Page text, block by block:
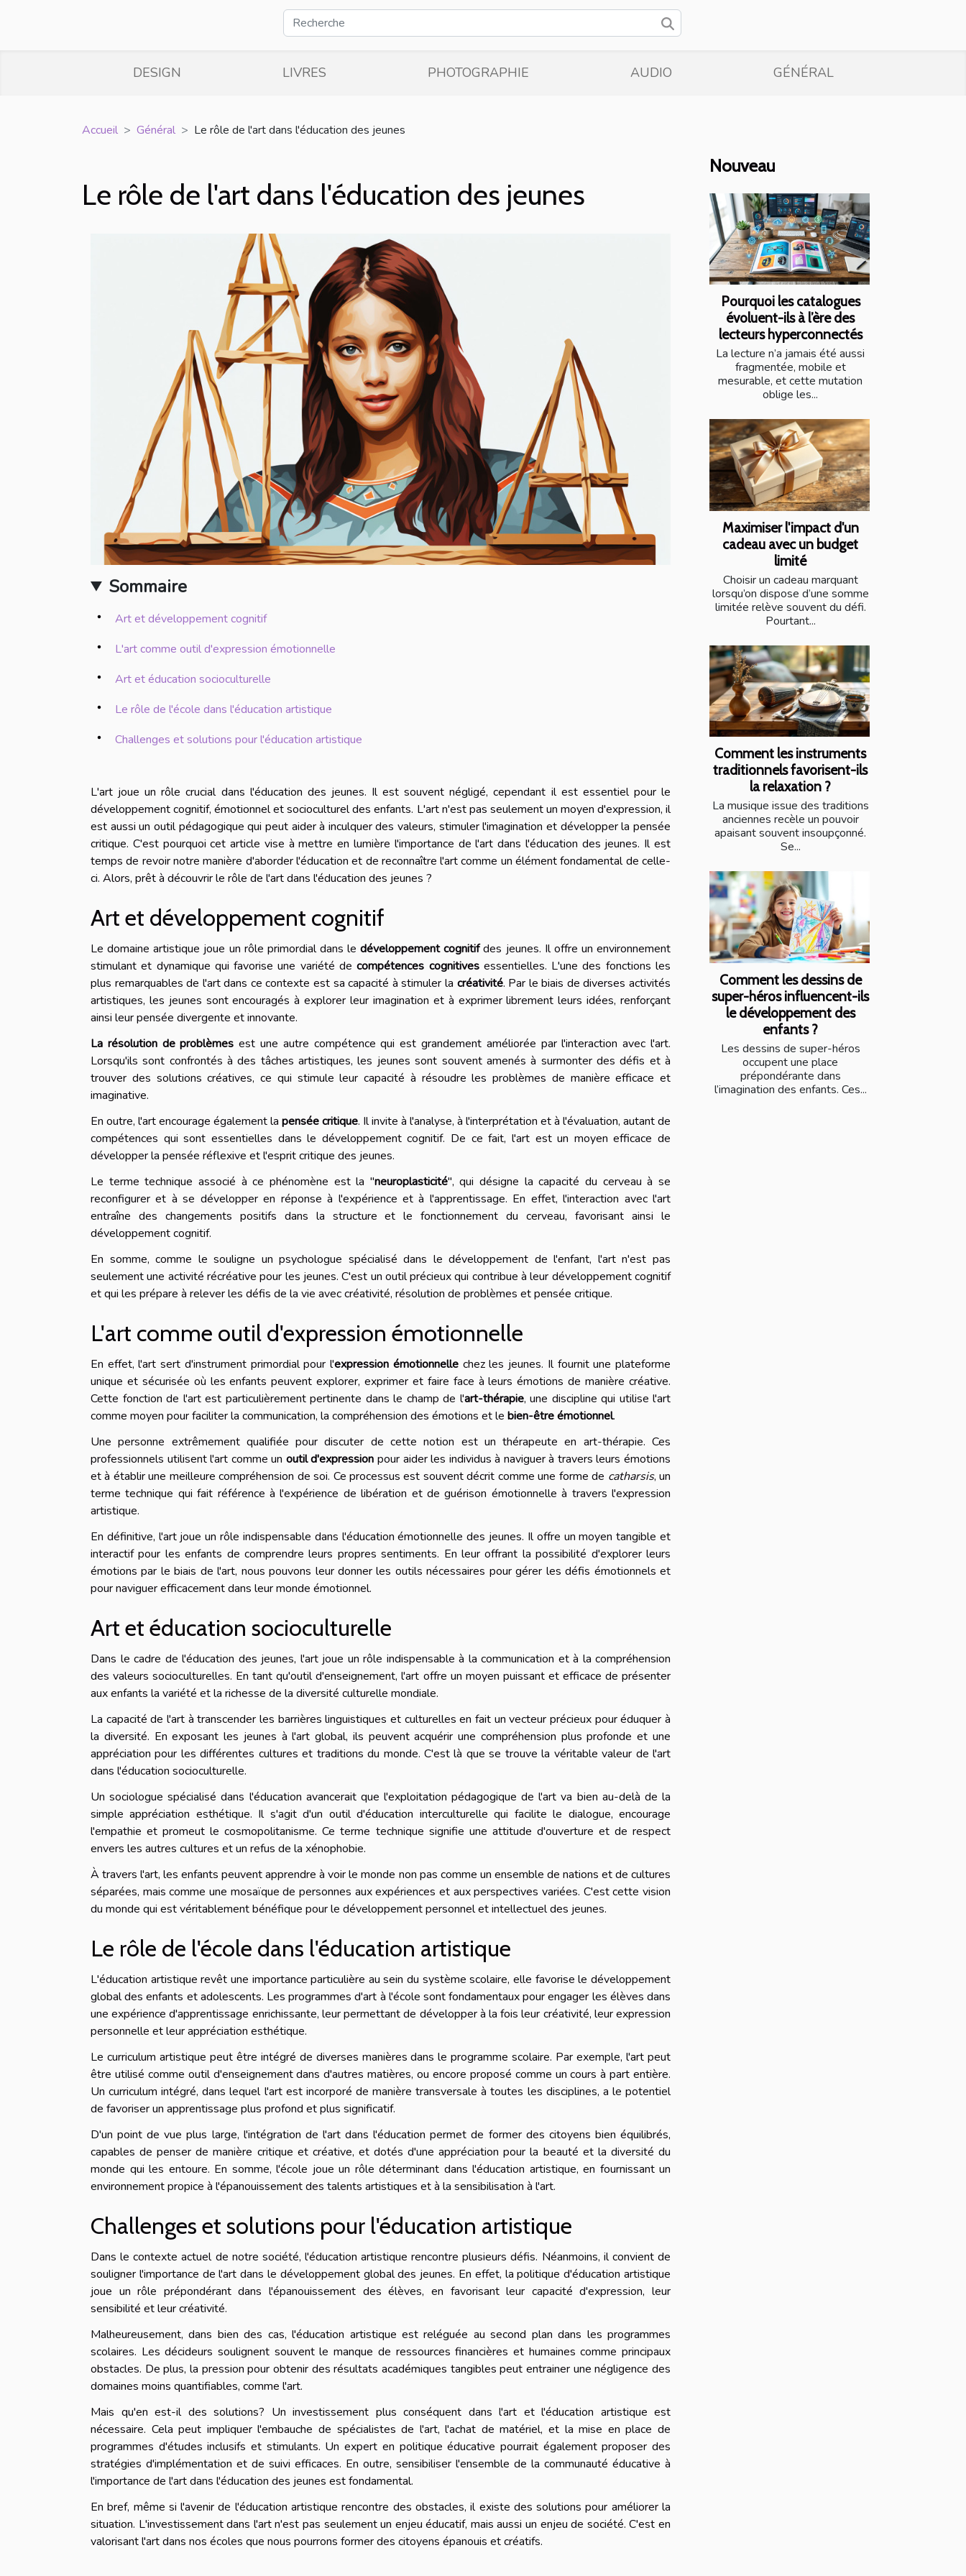
DESIGN LIVRES PHOTOGRAPHIE AUDIO GÉNÉRAL
Accueil Général Le rôle de l'art dans l'éducation des jeunes
Le rôle de l'art dans l'éducation des jeunes
Sommaire
Art et développement cognitif
L'art comme outil d'expression émotionnelle
Art et éducation socioculturelle
Le rôle de l'école dans l'éducation artistique
Challenges et solutions pour l'éducation artistique
L'art joue un rôle crucial dans l'éducation des jeunes. Il est souvent négligé, cependant il est essentiel pour le
développement cognitif, émotionnel et socioculturel des enfants. L'art n'est pas seulement un moyen d'expression, il
est aussi un outil pédagogique qui peut aider à inculquer des valeurs, stimuler l'imagination et développer la pensée
critique. C'est pourquoi cet article vise à mettre en lumière l'importance de l'art dans l'éducation des jeunes. Il est
temps de revoir notre manière d'aborder l'éducation et de reconnaître l'art comme un élément fondamental de celle-
ci. Alors, prêt à découvrir le rôle de l'art dans l'éducation des jeunes ?
Art et développement cognitif
Le domaine artistique joue un rôle primordial dans ledéveloppement cognitifdes jeunes. Il offre un environnement
stimulant et dynamique qui favorise une variété decompétences cognitivesessentielles. L'une des fonctions les
plus remarquables de l'art dans ce contexte est sa capacité à stimuler la créativité. Par le biais de diverses activités
artistiques, les jeunes sont encouragés à explorer leur imagination et à exprimer librement leurs idées, renforçant
ainsi leur pensée divergente et innovante.
La résolution de problèmes est une autre compétence qui est grandement améliorée par l'interaction avec l'art.
Lorsqu'ils sont confrontés à des tâches artistiques, les jeunes sont souvent amenés à surmonter des défis et à
trouver des solutions créatives, ce qui stimule leur capacité à résoudre les problèmes de manière efficace et
imaginative.
En outre, l'art encourage également la pensée critique. Il invite à l'analyse, à l'interprétation et à l'évaluation, autant de
compétences qui sont essentielles dans le développement cognitif. De ce fait, l'art est un moyen efficace de
développer la pensée réflexive et l'esprit critique des jeunes.
Le terme technique associé à ce phénomène est la "neuroplasticité", qui désigne la capacité du cerveau à se
reconfigurer et à se développer en réponse à l'expérience et à l'apprentissage. En effet, l'interaction avec l'art
entraîne des changements positifs dans la structure et le fonctionnement du cerveau, favorisant ainsi le
développement cognitif.
En somme, comme le souligne un psychologue spécialisé dans le développement de l'enfant, l'art n'est pas
seulement une activité récréative pour les jeunes. C'est un outil précieux qui contribue à leur développement cognitif
et qui les prépare à relever les défis de la vie avec créativité, résolution de problèmes et pensée critique.
L'art comme outil d'expression émotionnelle
En effet, l'art sert d'instrument primordial pour l'expression émotionnellechez les jeunes. Il fournit une plateforme
unique et sécurisée où les enfants peuvent explorer, exprimer et faire face à leurs émotions de manière créative.
Cette fonction de l'art est particulièrement pertinente dans le champ de l'art-thérapie, une discipline qui utilise l'art
comme moyen pour faciliter la communication, la compréhension des émotions et le bien-être émotionnel.
Une personne extrêmement qualifiée pour discuter de cette notion est un thérapeute en art-thérapie. Ces
professionnels utilisent l'art comme un outil d'expression pour aider les individus à naviguer à travers leurs émotions
et à établir une meilleure compréhension de soi. Ce processus est souvent décrit comme une forme de catharsis, un
terme technique qui fait référence à l'expérience de libération et de guérison émotionnelle à travers l'expression
artistique.
En définitive, l'art joue un rôle indispensable dans l'éducation émotionnelle des jeunes. Il offre un moyen tangible et
interactif pour les enfants de comprendre leurs propres sentiments. En leur offrant la possibilité d'explorer leurs
émotions par le biais de l'art, nous pouvons leur donner les outils nécessaires pour gérer les défis émotionnels et
pour naviguer efficacement dans leur monde émotionnel.
Art et éducation socioculturelle
Dans le cadre de l'éducation des jeunes, l'art joue un rôle indispensable à la communication et à la compréhension
des valeurs socioculturelles. En tant qu'outil d'enseignement, l'art offre un moyen puissant et efficace de présenter
aux enfants la variété et la richesse de la diversité culturelle mondiale.
La capacité de l'art à transcender les barrières linguistiques et culturelles en fait un vecteur précieux pour éduquer à
la diversité. En exposant les jeunes à l'art global, ils peuvent acquérir une compréhension plus profonde et une
appréciation pour les différentes cultures et traditions du monde. C'est là que se trouve la véritable valeur de l'art
dans l'éducation socioculturelle.
Un sociologue spécialisé dans l'éducation avancerait que l'exploitation pédagogique de l'art va bien au-delà de la
simple appréciation esthétique. Il s'agit d'un outil d'éducation interculturelle qui facilite le dialogue, encourage
l'empathie et promeut le cosmopolitanisme. Ce terme technique signifie une attitude d'ouverture et de respect
envers les autres cultures et un refus de la xénophobie.
À travers l'art, les enfants peuvent apprendre à voir le monde non pas comme un ensemble de nations et de cultures
séparées, mais comme une mosaïque de personnes aux expériences et aux perspectives variées. C'est cette vision
du monde qui est véritablement bénéfique pour le développement personnel et intellectuel des jeunes.
Le rôle de l'école dans l'éducation artistique
L'éducation artistique revêt une importance particulière au sein du système scolaire, elle favorise le développement
global des enfants et adolescents. Les programmes d'art à l'école sont fondamentaux pour engager les élèves dans
une expérience d'apprentissage enrichissante, leur permettant de développer à la fois leur créativité, leur expression
personnelle et leur appréciation esthétique.
Le curriculum artistique peut être intégré de diverses manières dans le programme scolaire. Par exemple, l'art peut
être utilisé comme outil d'enseignement dans d'autres matières, ou encore proposé comme un cours à part entière.
Un curriculum intégré, dans lequel l'art est incorporé de manière transversale à toutes les disciplines, a le potentiel
de favoriser un apprentissage plus profond et plus significatif.
D'un point de vue plus large, l'intégration de l'art dans l'éducation permet de former des citoyens bien équilibrés,
capables de penser de manière critique et créative, et dotés d'une appréciation pour la beauté et la diversité du
monde qui les entoure. En somme, l'école joue un rôle déterminant dans l'éducation artistique, en fournissant un
environnement propice à l'épanouissement des talents artistiques et à la sensibilisation à l'art.
Challenges et solutions pour l'éducation artistique
Dans le contexte actuel de notre société, l'éducation artistique rencontre plusieurs défis. Néanmoins, il convient de
souligner l'importance de l'art dans le développement global des jeunes. En effet, la politique d'éducation artistique
joue un rôle prépondérant dans l'épanouissement des élèves, en favorisant leur capacité d'expression, leur
sensibilité et leur créativité.
Malheureusement, dans bien des cas, l'éducation artistique est reléguée au second plan dans les programmes
scolaires. Les décideurs soulignent souvent le manque de ressources financières et humaines comme principaux
obstacles. De plus, la pression pour obtenir des résultats académiques tangibles peut entrainer une négligence des
domaines moins quantifiables, comme l'art.
Mais qu'en est-il des solutions? Un investissement plus conséquent dans l'art et l'éducation artistique est
nécessaire. Cela peut impliquer l'embauche de spécialistes de l'art, l'achat de matériel, et la mise en place de
programmes d'études inclusifs et stimulants. Un expert en politique éducative pourrait également proposer des
stratégies d'implémentation et de suivi efficaces. En outre, sensibiliser l'ensemble de la communauté éducative à
l'importance de l'art dans l'éducation des jeunes est fondamental.
En bref, même si l'avenir de l'éducation artistique rencontre des obstacles, il existe des solutions pour améliorer la
situation. L'investissement dans l'art n'est pas seulement un enjeu éducatif, mais aussi un enjeu de société. C'est en
valorisant l'art dans nos écoles que nous pourrons former des citoyens épanouis et créatifs.
Nouveau
Pourquoi les catalogues
évoluent-ils à l’ère des
lecteurs hyperconnectés
La lecture n’a jamais été aussi
fragmentée, mobile et
mesurable, et cette mutation
oblige les...
Maximiser l'impact d'un
cadeau avec un budget
limité
Choisir un cadeau marquant
lorsqu’on dispose d’une somme
limitée relève souvent du défi.
Pourtant...
Comment les instruments
traditionnels favorisent-ils
la relaxation ?
La musique issue des traditions
anciennes recèle un pouvoir
apaisant souvent insoupçonné.
Se...
Comment les dessins de
super-héros influencent-ils
le développement des
enfants ?
Les dessins de super-héros
occupent une place
prépondérante dans
l’imagination des enfants. Ces...